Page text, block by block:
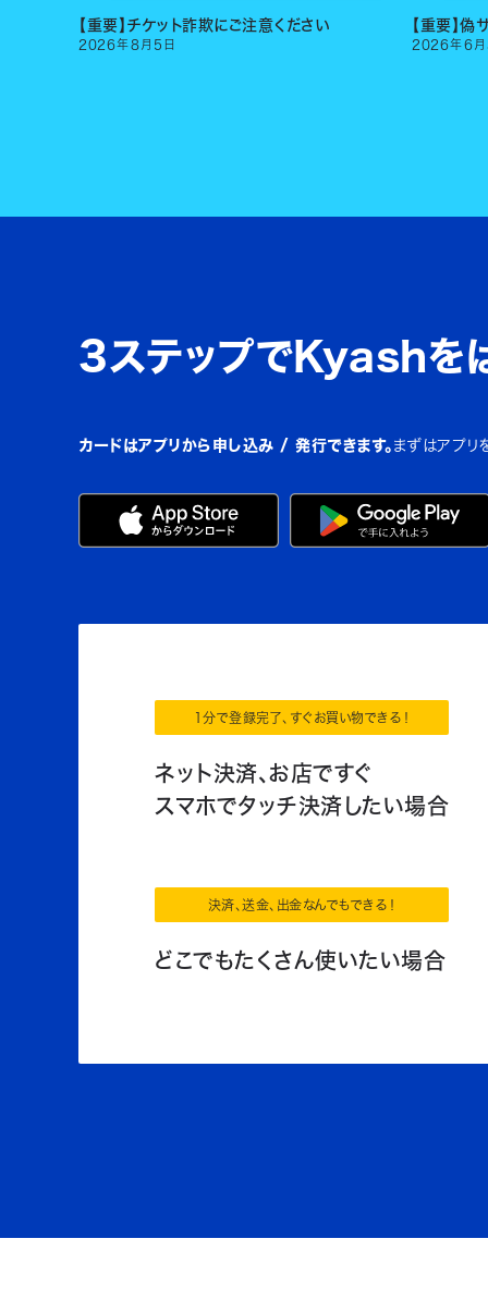
【重要】チケット詐欺にご注意ください
2026年8 月 5 日
【重要】偽
2026年6 月
3ステップでKyashを
カードはアプリから申し込み / 発行できます。 まずはアプリ
1分で登録完了、すぐお買い物できる！
ネット決済、お店ですぐ
スマホでタッチ決済したい場合
決済、送金、出金なんでもできる！
どこでもたくさん使いたい場合